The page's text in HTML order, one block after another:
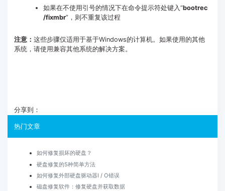
如果在不使用引号的情况下在命令提示符处键入“bootrec
/fixmbr”，则不重复该过程
注意： 这些步骤仅适用于基于Windows的计算机。如果使用的其他
系统，请使用兼容其他系统的解决方案。
分享到：
热门文章
如何修复损坏的硬盘？
硬盘修复的5种简单方法
如何修复外部硬盘驱动器I / O错误
磁盘修复软件：修复硬盘并获取数据